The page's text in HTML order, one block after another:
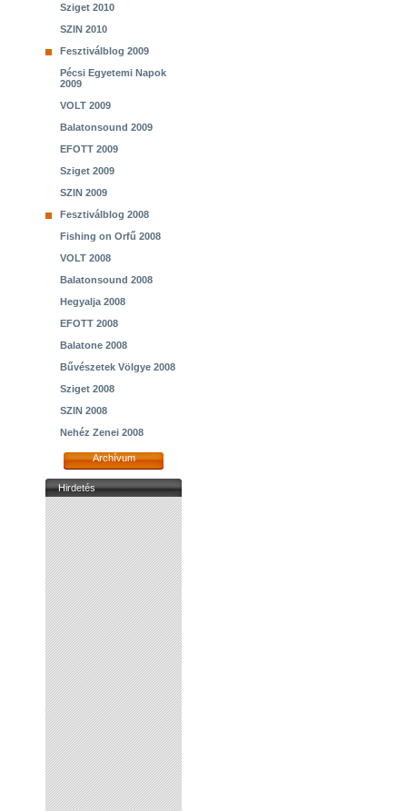
Sziget 2010
SZIN 2010
Fesztiválblog 2009
Pécsi Egyetemi Napok
2009
VOLT 2009
Balatonsound 2009
EFOTT 2009
Sziget 2009
SZIN 2009
Fesztiválblog 2008
Fishing on Orfű 2008
VOLT 2008
Balatonsound 2008
Hegyalja 2008
EFOTT 2008
Balatone 2008
Bűvészetek Völgye 2008
Sziget 2008
SZIN 2008
Nehéz Zenei 2008
Archívum
Hirdetés